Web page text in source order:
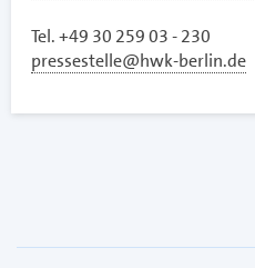
Tel. +49 30 259 03 - 230
pressestelle@hwk-berlin.de